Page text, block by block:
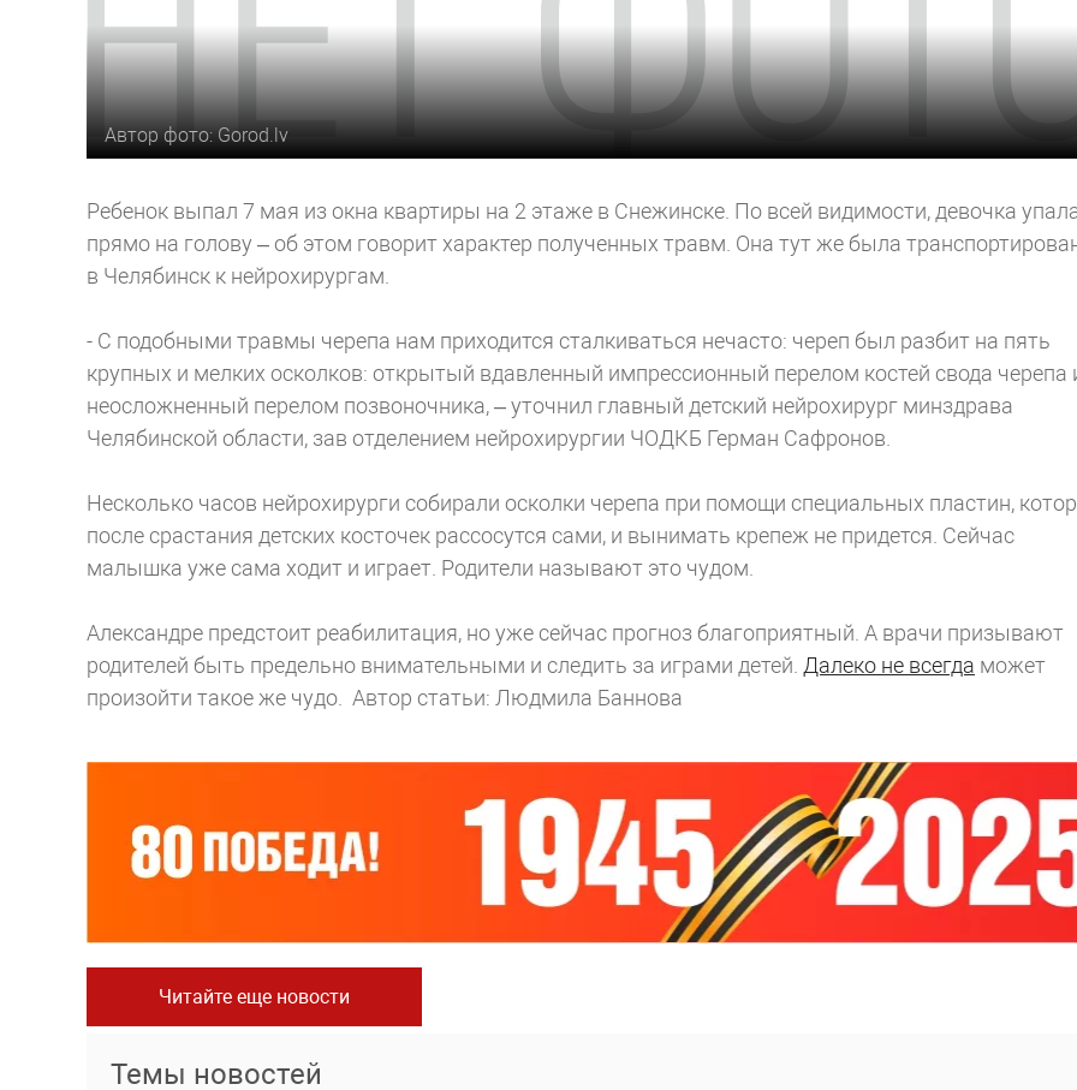
Автор фото: Gorod.lv
Ребенок выпал 7 мая из окна квартиры на 2 этаже в Снежинске. По всей видимости, девочка
прямо на голову – об этом говорит характер полученных травм. Она тут же была
в Челябинск к нейрохирургам.
- С подобными травмы черепа нам приходится сталкиваться нечасто: череп был разбит на пять
крупных и мелких осколков: открытый вдавленный импрессионный перелом костей свода черепа
неосложненный перелом позвоночника, – уточнил главный детский нейрохирург минздрава
Челябинской области, зав отделением нейрохирургии ЧОДКБ Герман Сафронов.
Несколько часов нейрохирурги собирали осколки черепа при помощи специальных пластин,
после срастания детских косточек рассосутся сами, и вынимать крепеж не придется. Сейчас
малышка уже сама ходит и играет. Родители называют это чудом.
Александре предстоит реабилитация, но уже сейчас прогноз благоприятный. А врачи призывают
родителей быть предельно внимательными и следить за играми детей. Далеко не всегда может
произойти такое же чудо. Автор статьи: Людмила Баннова
Читайте еще новости
Темы новостей